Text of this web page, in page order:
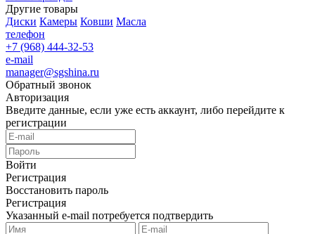
Другие товары
Диски Камеры Ковши Масла
телефон
+7 (968) 444-32-53
e-mail
manager@sgshina.ru
Обратный звонок
Авторизация
Введите данные, если уже есть аккаунт, либо перейдите к
регистрации
Войти
Регистрация
Восстановить пароль
Регистрация
Указанный e-mail потребуется подтвердить